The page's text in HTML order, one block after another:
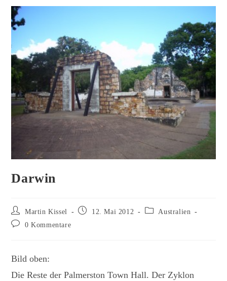
Darwin
Beitrags-
Autor:
Martin Kissel
Beitrag12. Mai 2012
Beitrags-Australien
Beitrags-0 Kommentare
Bild oben:
Die Reste der Palmerston Town Hall. Der Zyklon